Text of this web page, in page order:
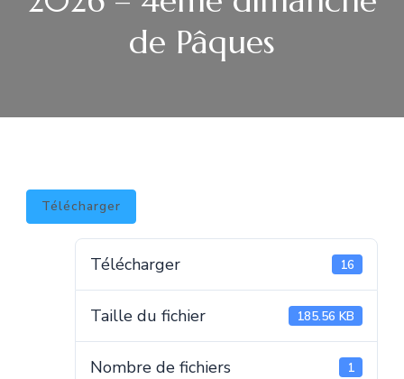
de Pâques
Télécharger
Télécharger 16
Taille du fichier 185.56 KB
Nombre de fichiers 1